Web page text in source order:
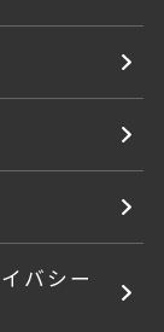
バシー